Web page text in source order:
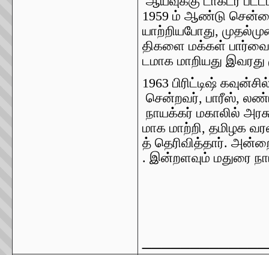
1959 ம் ஆண்டு
யாற்றியபோது,
திகளை மக்கள்
டமாக மாறியது இவரது
1963 பிரிட்டிஷ்
சென்றவர், பாரீஸ்,
நாயக்கர் மகாலில்
மாக மாற்றி, தமிழக
த் தெரிவித்தார்.
. இன்றளவும் மதுரை